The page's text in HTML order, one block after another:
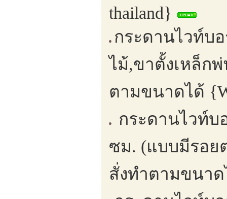
thailand}
กระดานไวท์บ
ไม้,ขาตั้งเหล็ก
ตามขนาดได้
กระดานไวท์บ
ซม. (แบบมีรอย
สั่งทำตามขนาด